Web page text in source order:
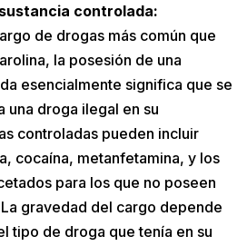
controlada:
de drogas más común que
la posesión de una
esencialmente significa que se
una droga ilegal en su
controladas pueden incluir
cocaína, metanfetamina, y los
para los que no poseen
gravedad del cargo depende
tipo de droga que tenía en su